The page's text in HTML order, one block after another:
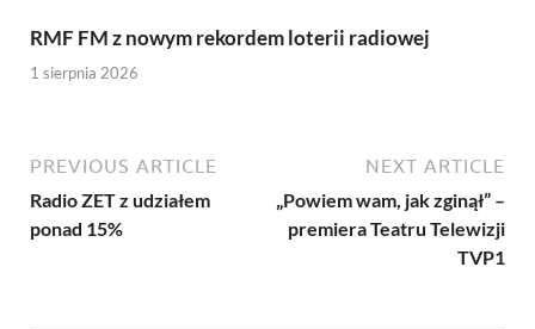
RMF FM z nowym rekordem loterii radiowej
1 sierpnia 2026
PREVIOUS ARTICLE
Radio ZET z udziałem
ponad 15%
NEXT ARTICLE
„Powiem wam, jak zginął” –
premiera Teatru Telewizji
TVP1